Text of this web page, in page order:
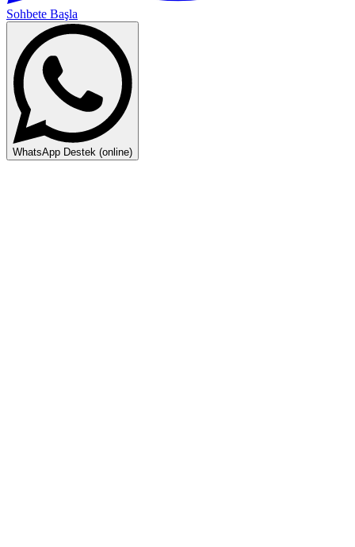
Sohbete Başla
WhatsApp Destek (online)